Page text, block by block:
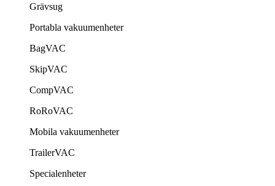
Grävsug
Portabla vakuumenheter
BagVAC
SkipVAC
CompVAC
RoRoVAC
Mobila vakuumenheter
TrailerVAC
Specialenheter